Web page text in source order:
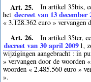
Art. 25.
In artikel 35bis,
het decreet van 13 december
« 3.128.362 euro » vervangen
Art. 26. In artikel 35ter,
decreet van 30 april 2009 1,
wijzigingen aangebracht : in
» vervangen door de woorden
woorden « 2.485.560 euro »
».